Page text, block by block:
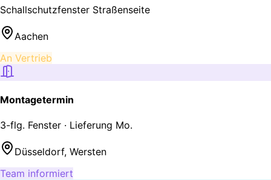
Schallschutzfenster Straßenseite
Aachen
An Vertrieb
Montagetermin
3-flg. Fenster · Lieferung Mo.
Düsseldorf, Wersten
Team informiert